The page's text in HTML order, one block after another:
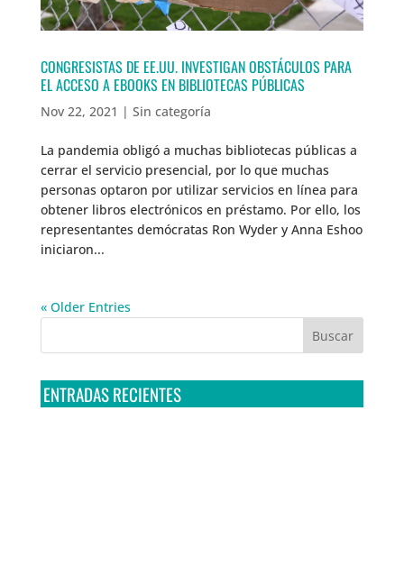
CONGRESISTAS DE EE.UU. INVESTIGAN OBSTÁCULOS PARA
EL ACCESO A EBOOKS EN BIBLIOTECAS PÚBLICAS
Nov 22, 2021 | Sin categoría
La pandemia obligó a muchas bibliotecas públicas a
cerrar el servicio presencial, por lo que muchas
personas optaron por utilizar servicios en línea para
obtener libros electrónicos en préstamo. Por ello, los
representantes demócratas Ron Wyder y Anna Eshoo
iniciaron...
« Older Entries
ENTRADAS RECIENTES